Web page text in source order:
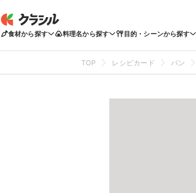
食材から探す 料理名から探す 目的・シーンから探す
TOP レシピカード パン